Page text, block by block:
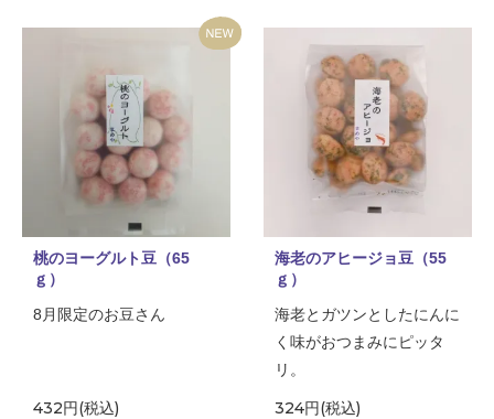
桃のヨーグルト豆（65
ｇ）
8月限定のお豆さん
432円(税込)
海老のアヒージョ豆（55
ｇ）
海老とガツンとしたにんに
く味がおつまみにピッタ
リ。
324円(税込)